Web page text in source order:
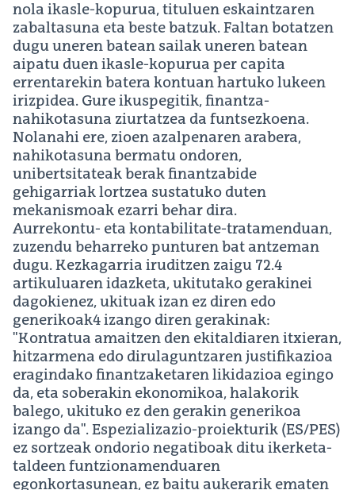
nola ikasle-kopurua, tituluen eskaintzaren
zabaltasuna eta beste batzuk. Faltan botatzen
dugu uneren batean sailak uneren batean
aipatu duen ikasle-kopurua per capita
errentarekin batera kontuan hartuko lukeen
irizpidea. Gure ikuspegitik, finantza-
nahikotasuna ziurtatzea da funtsezkoena.
Nolanahi ere, zioen azalpenaren arabera,
nahikotasuna bermatu ondoren,
unibertsitateak berak finantzabide
gehigarriak lortzea sustatuko duten
mekanismoak ezarri behar dira.
Aurrekontu- eta kontabilitate-tratamenduan,
zuzendu beharreko punturen bat antzeman
dugu. Kezkagarria iruditzen zaigu 72.4
artikuluaren idazketa, ukitutako gerakinei
dagokienez, ukituak izan ez diren edo
generikoak4 izango diren gerakinak:
"Kontratua amaitzen den ekitaldiaren itxieran,
hitzarmena edo dirulaguntzaren justifikazioa
eragindako finantzaketaren likidazioa egingo
da, eta soberakin ekonomikoa, halakorik
balego, ukituko ez den gerakin generikoa
izango da". Espezializazio-proiekturik (ES/PES)
ez sortzeak ondorio negatiboak ditu ikerketa-
taldeen funtzionamenduaren
egonkortasunean, ez baitu aukerarik ematen